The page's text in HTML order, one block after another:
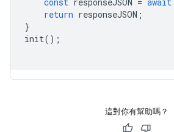
return responseJSON ;
}
init();
這對你有幫助嗎？